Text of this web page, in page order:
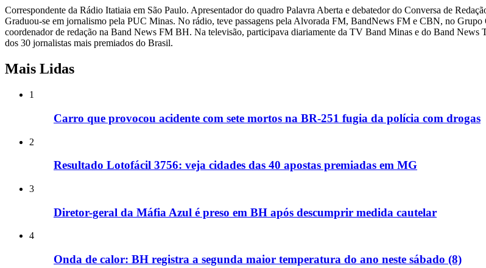
Correspondente da Rádio Itatiaia em São Paulo. Apresentador do quadro Palavra Aberta e debatedor do Conversa de
Graduou-se em jornalismo pela PUC Minas. No rádio, teve passagens pela Alvorada FM, BandNews FM e CBN, no
coordenador de redação na Band News FM BH. Na televisão, participava diariamente da TV Band Minas e do Band
dos 30 jornalistas mais premiados do Brasil.
Mais Lidas
1
Carro que provocou acidente com sete mortos na BR-251 fugia da polícia com drogas
2
Resultado Lotofácil 3756: veja cidades das 40 apostas premiadas em MG
3
Diretor-geral da Máfia Azul é preso em BH após descumprir medida cautelar
4
Onda de calor: BH registra a segunda maior temperatura do ano neste sábado (8)